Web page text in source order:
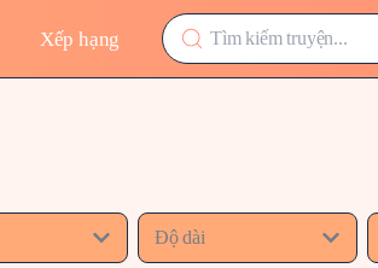
Xếp hạng
Độ dài